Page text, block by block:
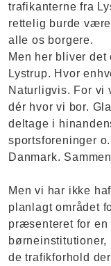
trafikanterne fra
rettelig burde
alle os borgere.
Men her bliver det
Lystrup. Hvor
Naturligvis. For vi
dér hvor vi bor.
deltage i
sportsforeninger
Danmark.
Men vi har ikke
planlagt området
præsenteret for en
børneinstitutioner,
de trafikforhold